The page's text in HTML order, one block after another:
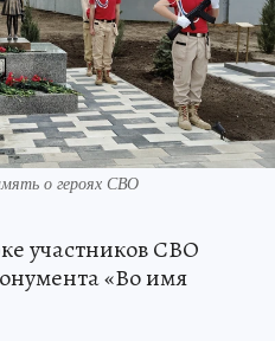
о героях СВО
участников СВО
«Во имя